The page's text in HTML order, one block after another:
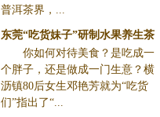
普洱茶界，...
东莞“吃货妹子”研制水果养生茶
打响了名堂
你如何对待美食？是吃成一
个胖子，还是做成一门生意？横
沥镇80后女生邓艳芳就为“吃货
们”指出了“...